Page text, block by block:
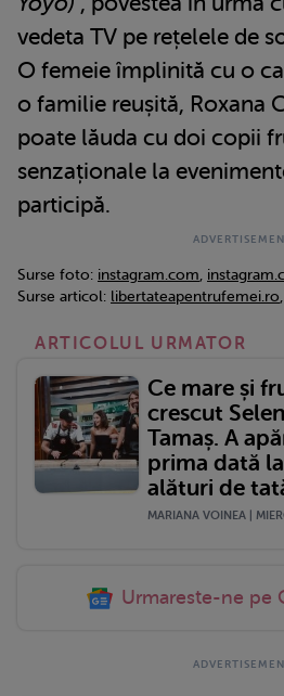
vedeta TV pe rețelele de
O femeie împlinită cu o
o familie reușită, Roxana
poate lăuda cu doi copii
senzaționale la
participă.
Surse foto: instagram.com,
Surse articol: libertateapentrufemei.ro,
ARTICOLUL URMATOR
Ce mare și
crescut
Tamaș. A
prima dată
alături de
MARIANA VOINEA |
Urmareste-ne pe